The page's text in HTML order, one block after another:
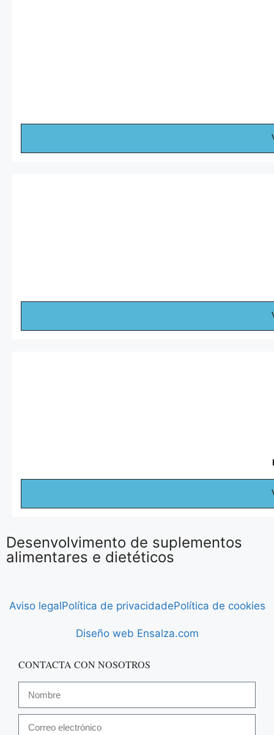
Desenvolvimento de suplementos
alimentares e dietéticos
Aviso legalPolítica de privacidadePolítica de cookies
Diseño web Ensalza.com
CONTACTA CON NOSOTROS